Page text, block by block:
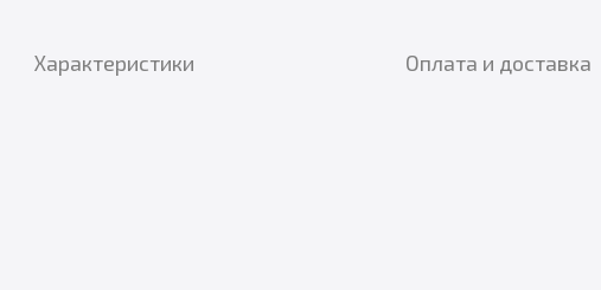
Характеристики Оплата и доставка